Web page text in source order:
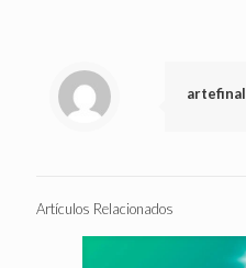
artefinal
Artículos Relacionados